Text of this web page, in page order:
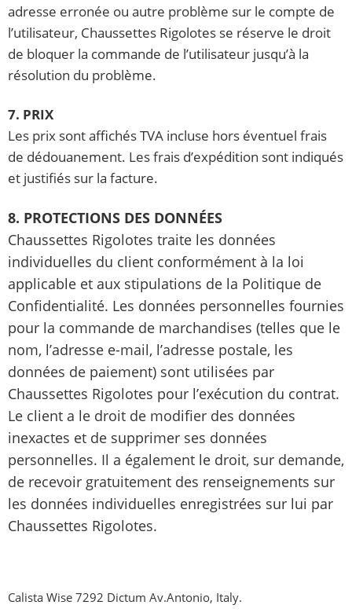
adresse erronée ou autre problème sur le compte de
l’utilisateur, Chaussettes Rigolotes se réserve le droit
de bloquer la commande de l’utilisateur jusqu’à la
résolution du problème.
7. PRIX
Les prix sont affichés TVA incluse hors éventuel frais
de dédouanement. Les frais d’expédition sont indiqués
et justifiés sur la facture.
8. PROTECTIONS DES DONNÉES
Chaussettes Rigolotes traite les données
individuelles du client conformément à la loi
applicable et aux stipulations de la Politique de
Confidentialité. Les données personnelles fournies
pour la commande de marchandises (telles que le
nom, l’adresse e-mail, l’adresse postale, les
données de paiement) sont utilisées par
Chaussettes Rigolotes pour l’exécution du contrat.
Le client a le droit de modifier des données
inexactes et de supprimer ses données
personnelles. Il a également le droit, sur demande,
de recevoir gratuitement des renseignements sur
les données individuelles enregistrées sur lui par
Chaussettes Rigolotes.
Calista Wise 7292 Dictum Av.Antonio, Italy.